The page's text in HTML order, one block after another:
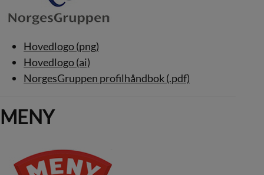
Hovedlogo (png)
Hovedlogo (ai)
NorgesGruppen profilhåndbok (.pdf)
MENY